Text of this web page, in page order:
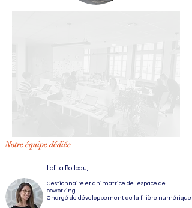
Notre équipe dédiée
Lolita Bolleau,
Gestionnaire et animatrice de l'espace de
coworking
Chargé de développement de la filière numérique